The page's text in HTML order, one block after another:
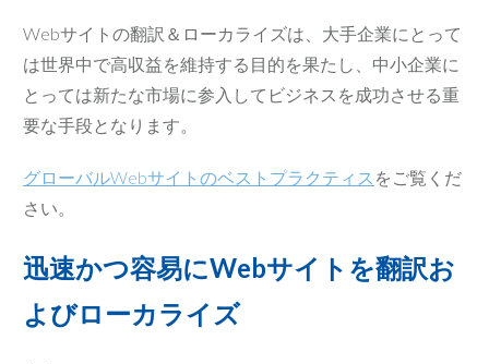
Webサイトの翻訳＆ローカライズは、大手企業にとって
は世界中で高収益を維持する目的を果たし、中小企業に
とっては新たな市場に参入してビジネスを成功させる重
要な手段となります。
グローバルWebサイトのベストプラクティス をご覧くだ
さい。
迅速かつ容易にWebサイトを翻訳お
よびローカライズ